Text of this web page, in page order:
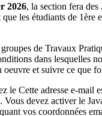
2026, la section fera des
que les étudiants de 1ère
de Travaux
dans lesquelles
oeuvre et suivre ce que
le Cette adresse e-mail
Vous devez activer le
vos coordonnées